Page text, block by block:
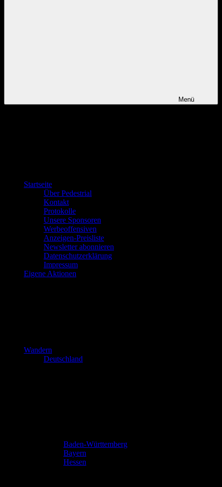
Menü
Startseite
Über Pedestrial
Kontakt
Protokolle
Unsere Sponsoren
Werbeoffensiven
Anzeigen-Preisliste
Newsletter abonnieren
Datenschutzerklärung
Impressum
Eigene Aktionen
Wandern
Deutschland
Baden-Württemberg
Bayern
Hessen